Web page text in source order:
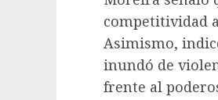
competitividad
Asimismo,
inundó de
frente al